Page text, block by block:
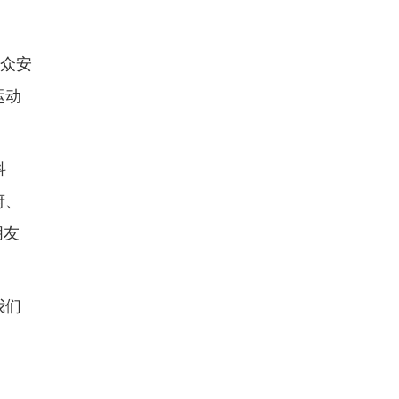
安
动
们